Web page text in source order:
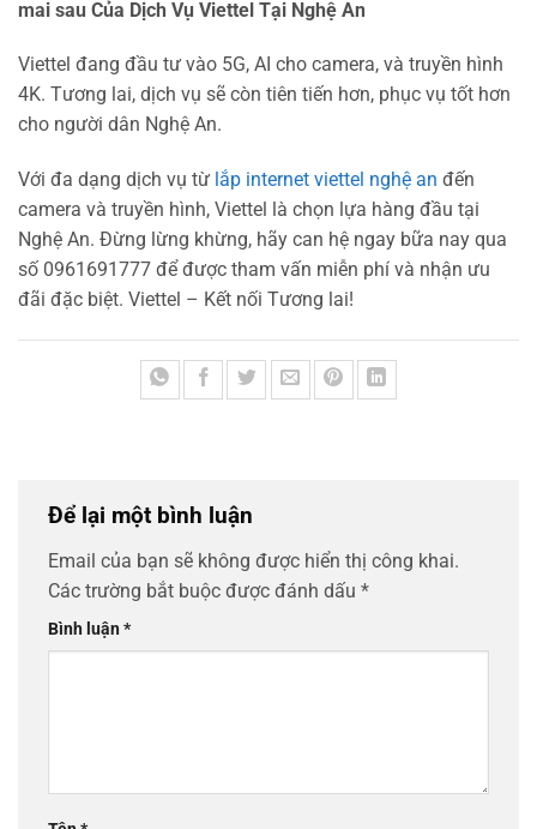
mai sau Của Dịch Vụ Viettel Tại Nghệ An
Viettel đang đầu tư vào 5G, AI cho camera, và truyền hình
4K. Tương lai, dịch vụ sẽ còn tiên tiến hơn, phục vụ tốt hơn
cho người dân Nghệ An.
Với đa dạng dịch vụ từ lắp internet viettel nghệ an đến
camera và truyền hình, Viettel là chọn lựa hàng đầu tại
Nghệ An. Đừng lừng khừng, hãy can hệ ngay bữa nay qua
số 0961691777 để được tham vấn miễn phí và nhận ưu
đãi đặc biệt. Viettel – Kết nối Tương lai!
Để lại một bình luận
Email của bạn sẽ không được hiển thị công khai.
Các trường bắt buộc được đánh dấu *
Bình luận*